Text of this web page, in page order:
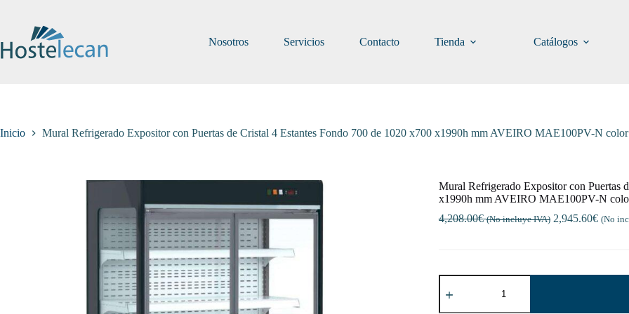
contenido
Nosotros
Servicios Contacto Tienda Catálogos
Inicio Mural Refrigerado Expositor con Puertas de Cristal 4 Estantes Fondo 700 de 1020 x700 x1990h mm AVEIRO MAE100PV-N
Mural Refrigerado Expositor con Puertas
x1990h mm AVEIRO MAE100PV-N
4,208.00€ (No incluye IVA) 2,945.60€ (No
Mural
Refrigerado